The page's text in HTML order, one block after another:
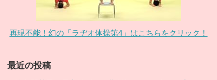
再現不能！幻の「ラヂオ体操第4」はこちらをクリック！
最近の投稿